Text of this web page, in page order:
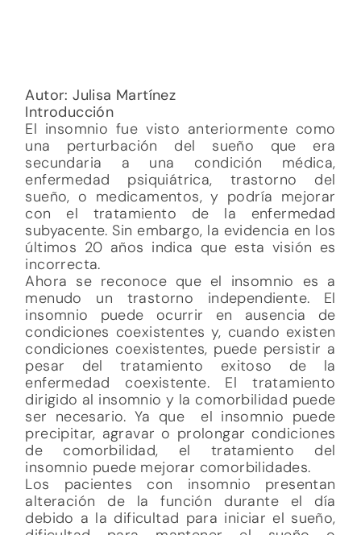
Autor: Julisa Martínez
Introducción
El insomnio fue visto anteriormente como
una perturbación del sueño que era
secundaria a una condición médica,
enfermedad psiquiátrica, trastorno del
sueño, o medicamentos, y podría mejorar
con el tratamiento de la enfermedad
subyacente. Sin embargo, la evidencia en los
últimos 20 años indica que esta visión es
incorrecta.
Ahora se reconoce que el insomnio es a
menudo un trastorno independiente. El
insomnio puede ocurrir en ausencia de
condiciones coexistentes y, cuando existen
condiciones coexistentes, puede persistir a
pesar del tratamiento exitoso de la
enfermedad coexistente. El tratamiento
dirigido al insomnio y la comorbilidad puede
ser necesario. Ya que el insomnio puede
precipitar, agravar o prolongar condiciones
de comorbilidad, el tratamiento del
insomnio puede mejorar comorbilidades.
Los pacientes con insomnio presentan
alteración de la función durante el día
debido a la dificultad para iniciar el sueño,